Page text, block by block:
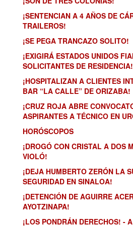
¡SENTENCIAN A 4 AÑOS DE
TRAILEROS!
¡SE PEGA TRANCAZO SOLITO!
¡EXIGIRÁ ESTADOS UNIDOS
SOLICITANTES DE RESIDENCIA!
¡HOSPITALIZAN A CLIENTES
BAR “LA CALLE” DE ORIZABA!
¡CRUZ ROJA ABRE
ASPIRANTES A TÉCNICO EN
HORÓSCOPOS
¡DROGÓ CON CRISTAL A DOS
VIOLÓ!
¡DEJA HUMBERTO ZERÓN LA
SEGURIDAD EN SINALOA!
¡DETENCIÓN DE AGUIRRE
AYOTZINAPA!
¡LOS PONDRÁN DERECHOS! -